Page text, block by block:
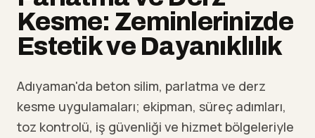
Kesme: Zeminlerinizde
Estetik ve Dayanıklılık
Adıyaman'da beton silim, parlatma ve derz
kesme uygulamaları; ekipman, süreç adımları,
toz kontrolü, iş güvenliği ve hizmet bölgeleriyle